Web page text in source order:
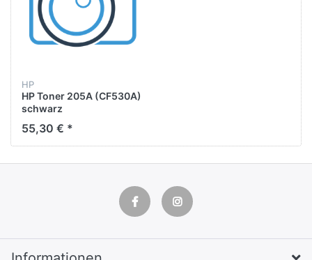
HP
HP Toner 205A (CF530A)
schwarz
55,30 € *